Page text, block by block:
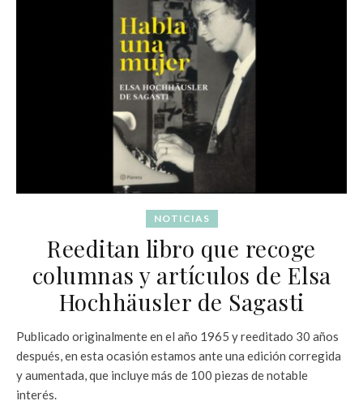
NOTICIAS
Reeditan libro que recoge
columnas y artículos de Elsa
Hochhäusler de Sagasti
Publicado originalmente en el año 1965 y reeditado 30 años
después, en esta ocasión estamos ante una edición corregida
y aumentada, que incluye más de 100 piezas de notable
interés.